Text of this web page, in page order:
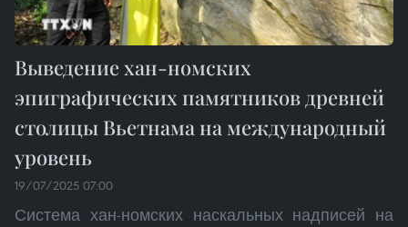
Выведение хан-номских
эпиграфических памятников древней
столицы Вьетнама на международный
уровень
19/07/2025 07:00
Система хан-номских наскальных надписей на